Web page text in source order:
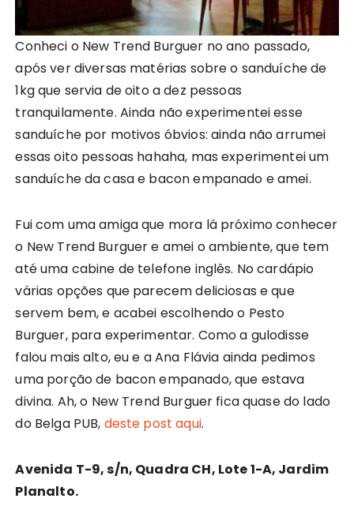
Conheci o New Trend Burguer no ano passado,
após ver diversas matérias sobre o sanduíche de
1kg que servia de oito a dez pessoas
tranquilamente. Ainda não experimentei esse
sanduíche por motivos óbvios: ainda não arrumei
essas oito pessoas hahaha, mas experimentei um
sanduíche da casa e bacon empanado e amei.
Fui com uma amiga que mora lá próximo conhecer
o New Trend Burguer e amei o ambiente, que tem
até uma cabine de telefone inglês. No cardápio
várias opções que parecem deliciosas e que
servem bem, e acabei escolhendo o Pesto
Burguer, para experimentar. Como a gulodisse
falou mais alto, eu e a Ana Flávia ainda pedimos
uma porção de bacon empanado, que estava
divina. Ah, o New Trend Burguer fica quase do lado
do Belga PUB, deste post aqui.
Avenida T-9, s/n, Quadra CH, Lote 1-A, Jardim
Planalto.